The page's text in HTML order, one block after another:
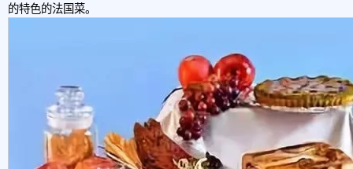
的特色的法国菜。